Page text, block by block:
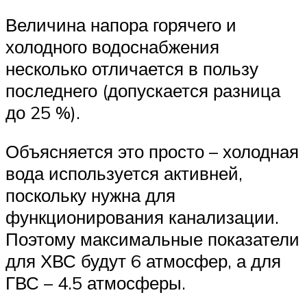
Величина напора горячего и
холодного водоснабжения
несколько отличается в пользу
последнего (допускается разница
до 25 %).
Объясняется это просто – холодная
вода используется активней,
поскольку нужна для
функционирования канализации.
Поэтому максимальные показатели
для ХВС будут 6 атмосфер, а для
ГВС – 4.5 атмосферы.